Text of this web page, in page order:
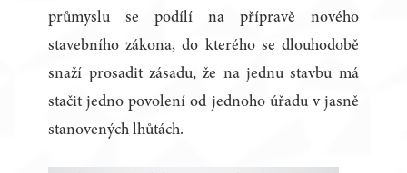
průmyslu se podílí na přípravě nového
stavebního zákona, do kterého se dlouhodobě
snaží prosadit zásadu, že na jednu stavbu má
stačit jedno povolení od jednoho úřadu v jasně
stanovených lhůtách.